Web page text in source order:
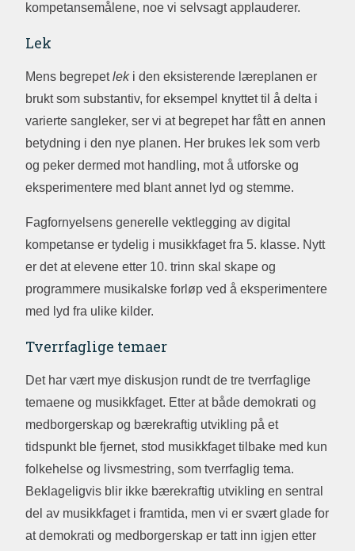
kompetansemålene, noe vi selvsagt applauderer.
Lek
Mens begrepetleki den eksisterende læreplanen er
brukt som substantiv, for eksempel knyttet til å delta i
varierte sangleker, ser vi at begrepet har fått en annen
betydning i den nye planen. Her brukes lek som verb
og peker dermed mot handling, mot å utforske og
eksperimentere med blant annet lyd og stemme.
Fagfornyelsens generelle vektlegging av digital
kompetanse er tydelig i musikkfaget fra 5. klasse. Nytt
er det at elevene etter 10. trinn skal skape og
programmere musikalske forløp ved å eksperimentere
med lyd fra ulike kilder.
Tverrfaglige temaer
Det har vært mye diskusjon rundt de tre tverrfaglige
temaene og musikkfaget. Etter at både demokrati og
medborgerskap og bærekraftig utvikling på et
tidspunkt ble fjernet, stod musikkfaget tilbake med kun
folkehelse og livsmestring, som tverrfaglig tema.
Beklageligvis blir ikke bærekraftig utvikling en sentral
del av musikkfaget i framtida, men vi er svært glade for
at demokrati og medborgerskap er tatt inn igjen etter